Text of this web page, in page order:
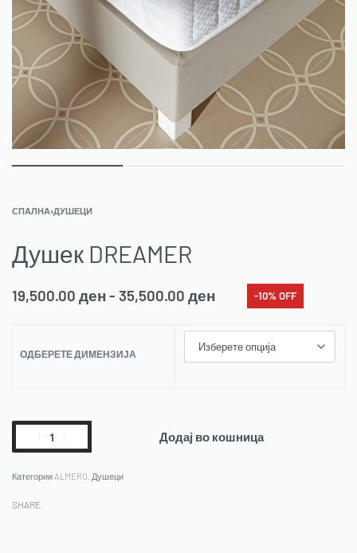
СПАЛНА›ДУШЕЦИ
Душек DREAMER
19,500.00 ден 35,500.00 ден -10% OFF
ОДБЕРЕТЕ ДИМЕНЗИЈА
Додај во кошница
Категории ALMERO, Душеци
SHARE